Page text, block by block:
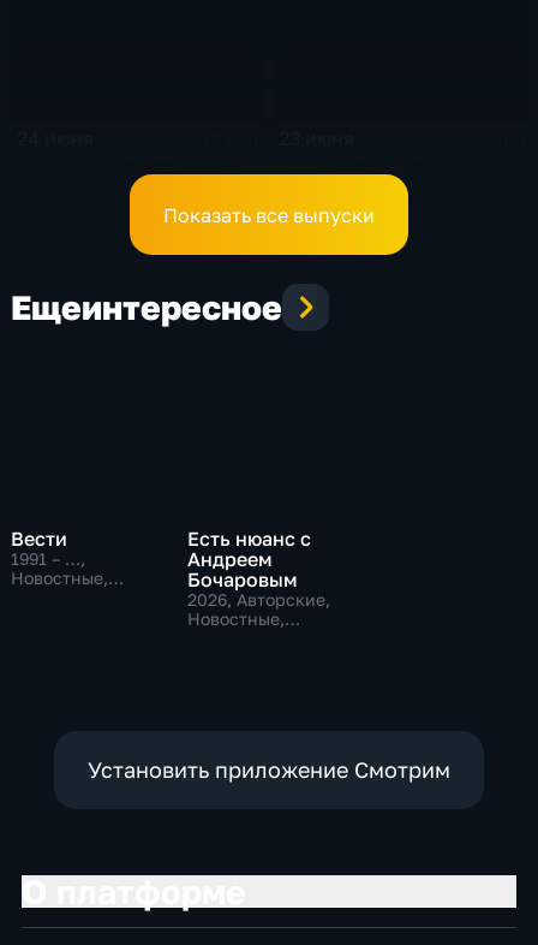
Показать все выпуски
Ещеинтересное
Вести
1991 – …,
Новостные,
Есть нюанс с
Андреем
Бочаровым
2026, Авторские,
Новостные,
Установить приложение Смотрим